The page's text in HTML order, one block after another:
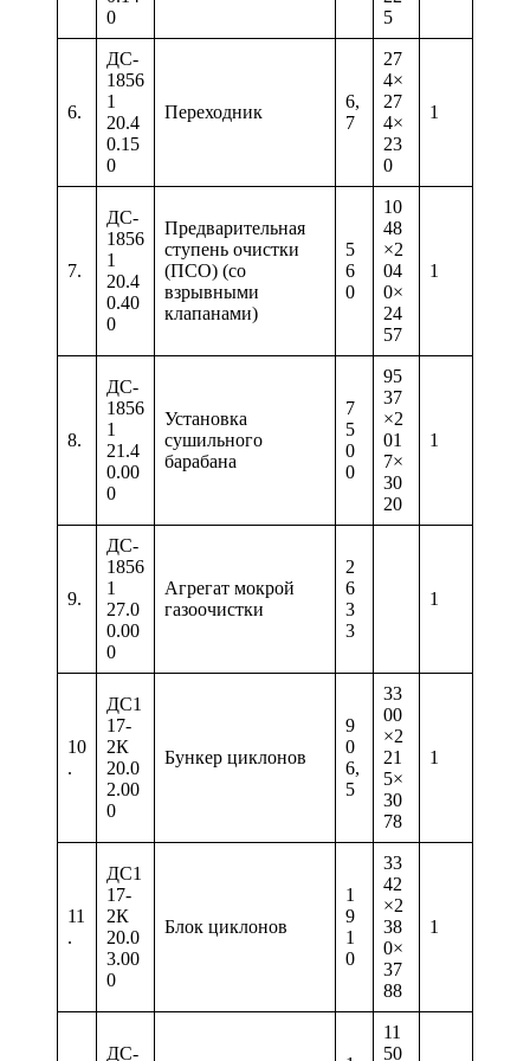
0
5
6.
ДС-
1856
1
20.4
0.15
0
Переходник
6,
7
27
4×
27
4×
23
0
1
7.
ДС-
1856
1
20.4
0.40
0
Предварительная
ступень очистки
(ПСО) (со
взрывными
клапанами)
5
6
0
10
48
×2
04
0×
24
57
1
8.
ДС-
1856
1
21.4
0.00
0
Установка
сушильного
барабана
7
5
0
0
95
37
×2
01
7×
30
20
1
9.
ДС-
1856
1
27.0
0.00
0
Агрегат мокрой
газоочистки
2
6
3
3
1
10
.
ДС1
17-
2К
20.0
2.00
0
Бункер циклонов
9
0
6,
5
33
00
×2
21
5×
30
78
1
11
.
ДС1
17-
2К
20.0
3.00
0
Блок циклонов
1
9
1
0
33
42
×2
38
0×
37
88
1
ДС-
11
50